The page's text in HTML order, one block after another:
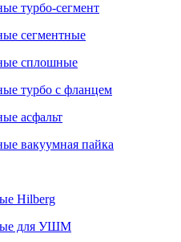
турбо-сегмент
сегментные
сплошные
турбо с фланцем
асфальт
вакуумная пайка
Hilberg
для УШМ